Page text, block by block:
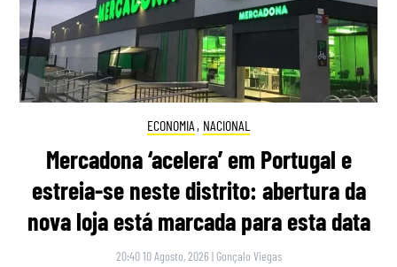
ECONOMIA , NACIONAL
Mercadona ‘acelera’ em Portugal e
estreia-se neste distrito: abertura da
nova loja está marcada para esta data
20:40 10 Agosto, 2026 | Gonçalo Viegas